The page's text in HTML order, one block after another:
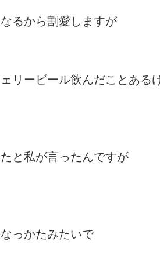
るから割愛しますが
リービール飲んだことある
と私が言ったんですが
っかたみたいで